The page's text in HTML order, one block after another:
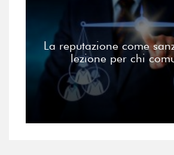
La reputazione come
lezione per chi